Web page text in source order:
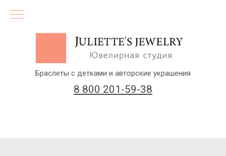
8 800 201-59-38
Браслеты с детками и авторские украшения